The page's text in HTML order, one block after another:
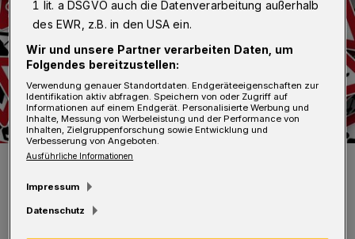
Symbolbild.
1 lit. a DSGVO auch die Datenverarbeitung außerhalb
des EWR, z.B. in den USA ein.
Wir und unsere Partner verarbeiten Daten, um
Folgendes bereitzustellen:
Verwendung genauer Standortdaten. Endgeräteeigenschaften zur
Identifikation aktiv abfragen. Speichern von oder Zugriff auf
Informationen auf einem Endgerät. Personalisierte Werbung und
Inhalte, Messung von Werbeleistung und der Performance von
Inhalten, Zielgruppenforschung sowie Entwicklung und
Verbesserung von Angeboten.
Ausführliche Informationen
Impressum
Datenschutz